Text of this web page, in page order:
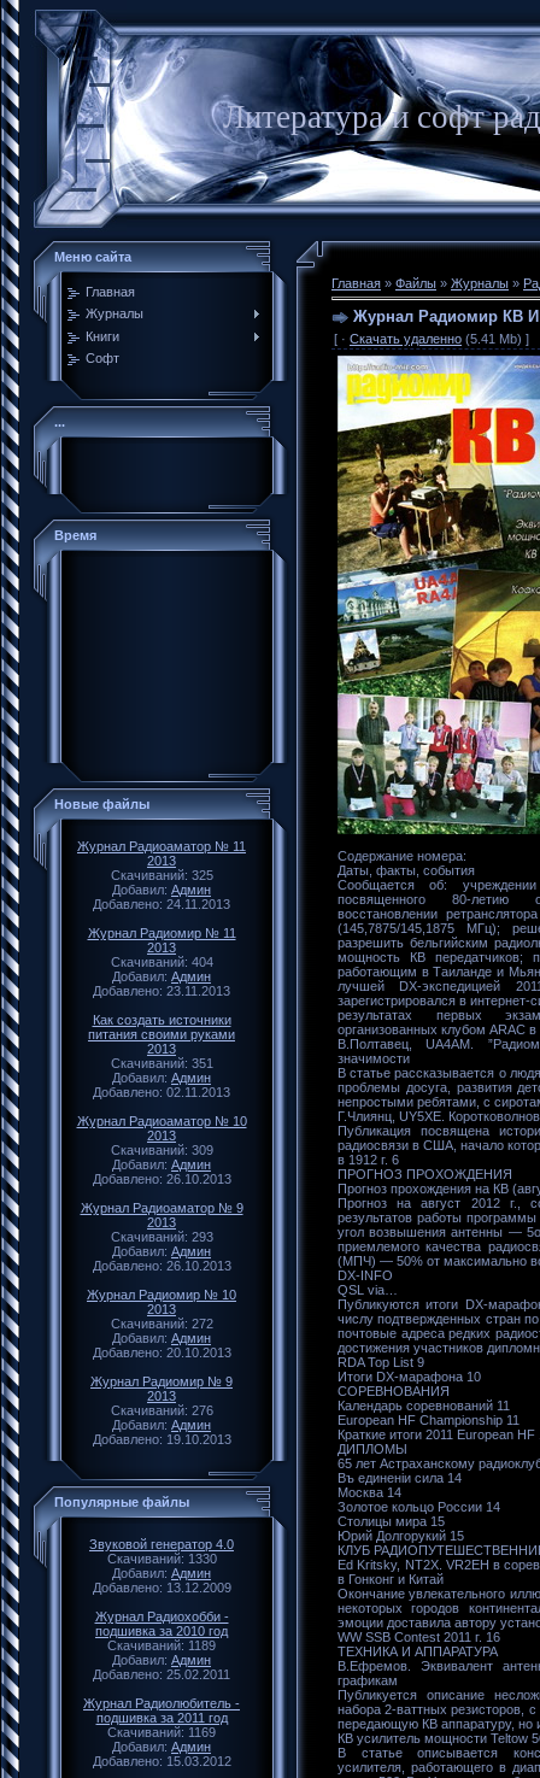
Литература и софт
Меню сайта
Главная
Журналы
Книги
Софт
...
Время
Новые файлы
Журнал Радиоаматор № 11
2013
Скачиваний: 325
Добавил: Админ
Добавлено: 24.11.2013
Журнал Радиомир № 11
2013
Скачиваний: 404
Добавил: Админ
Добавлено: 23.11.2013
Как создать источники
питания своими руками
2013
Скачиваний: 351
Добавил: Админ
Добавлено: 02.11.2013
Журнал Радиоаматор № 10
2013
Скачиваний: 309
Добавил: Админ
Добавлено: 26.10.2013
Журнал Радиоаматор № 9
2013
Скачиваний: 293
Добавил: Админ
Добавлено: 26.10.2013
Журнал Радиомир № 10
2013
Скачиваний: 272
Добавил: Админ
Добавлено: 20.10.2013
Журнал Радиомир № 9
2013
Скачиваний: 276
Добавил: Админ
Добавлено: 19.10.2013
Популярные файлы
Звуковой генератор 4.0
Скачиваний: 1330
Добавил: Админ
Добавлено: 13.12.2009
Журнал Радиохобби -
подшивка за 2010 год
Скачиваний: 1189
Добавил: Админ
Добавлено: 25.02.2011
Журнал Радиолюбитель -
подшивка за 2011 год
Скачиваний: 1169
Добавил: Админ
Добавлено: 15.03.2012
Главная » Файлы » Журналы »
Журнал Радиомир КВ
[ · Скачать удаленно (5.41 Mb) ]
Содержание номера:
Даты, факты, события
Сообщается об:
посвященного 80-летию
восстановлении
(145,7875/145,1875 МГц);
разрешить бельгийским
мощность КВ передатчиков;
работающим в Таиланде и
лучшей DX-экспедицией
зарегистрировался в
результатах первых
организованных клубом ARAC
В.Полтавец, UA4AM.
значимости
В статье рассказывается о
проблемы досуга, развития
непростыми ребятами, с
Г.Члиянц, UY5XE.
Публикация посвящена
радиосвязи в США, начало
в 1912 г. 6
ПРОГНОЗ ПРОХОЖДЕНИЯ
Прогноз прохождения на КВ
Прогноз на август 2012 г.,
результатов работы
угол возвышения антенны —
приемлемого качества
(МПЧ) — 50% от максимально
DX-INFO
QSL via…
Публикуются итоги DX-
числу подтвержденных стран
почтовые адреса редких
достижения участников
RDA Top List 9
Итоги DX-марафона 10
СОРЕВНОВАНИЯ
Календарь соревнований 11
European HF Championship 11
Краткие итоги 2011 European HF
ДИПЛОМЫ
65 лет Астраханскому
Въ единенiи сила 14
Москва 14
Золотое кольцо России 14
Столицы мира 15
Юрий Долгорукий 15
КЛУБ
Ed Kritsky, NT2X. VR2EH в
в Гонконг и Китай
Окончание увлекательного
некоторых городов
эмоции доставила автору
WW SSB Contest 2011 г. 16
ТЕХНИКА И АППАРАТУРА
В.Ефремов. Эквивалент
графикам
Публикуется описание
набора 2-ваттных резисторов,
передающую КВ аппаратуру, но
КВ усилитель мощности Teltow
В статье описывается
усилителя, работающего в